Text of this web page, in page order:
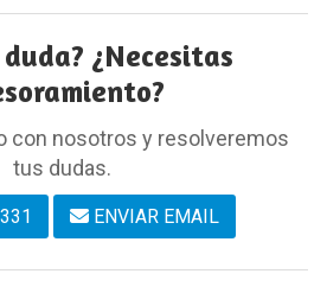
¿Necesitas
con nosotros y resolveremos
tus dudas.
ENVIAR EMAIL